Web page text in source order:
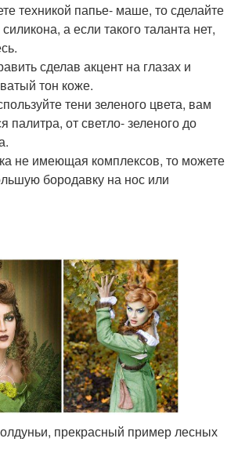
техникой папье- маше, то сделайте
а если такого таланта нет,
сделав акцент на глазах и
тон коже.
тени зеленого цвета, вам
палитра, от светло- зеленого до
не имеющая комплексов, то можете
бородавку на нос или
прекрасный пример лесных